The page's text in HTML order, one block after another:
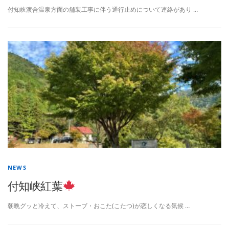
付知峡渡合温泉方面の舗装工事に伴う通行止めについて連絡があり …
NEWS
付知峡紅葉
朝晩グッと冷えて、ストーブ・おこた(こたつ)が恋しくなる気候 …